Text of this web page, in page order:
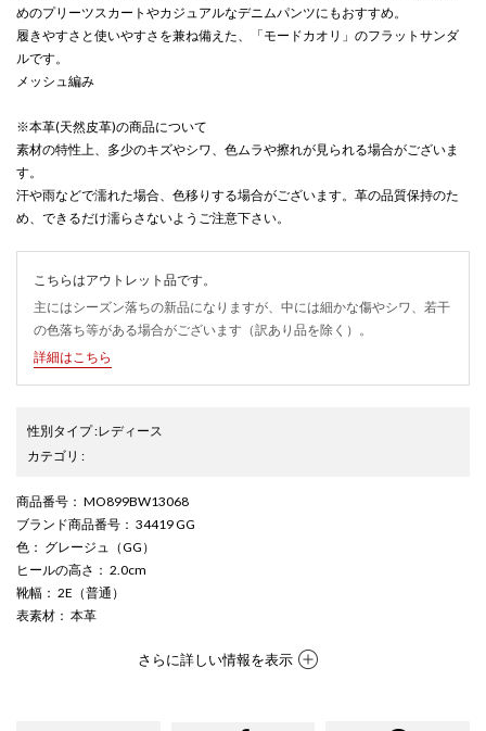
めのプリーツスカートやカジュアルなデニムパンツにもおすすめ。
履きやすさと使いやすさを兼ね備えた、「モードカオリ」のフラットサンダ
ルです。
メッシュ編み
※本革(天然皮革)の商品について
素材の特性上、多少のキズやシワ、色ムラや擦れが見られる場合がございま
す。
汗や雨などで濡れた場合、色移りする場合がございます。革の品質保持のた
め、できるだけ濡らさないようご注意下さい。
こちらはアウトレット品です。
主にはシーズン落ちの新品になりますが、中には細かな傷やシワ、若干
の色落ち等がある場合がございます（訳あり品を除く）。
詳細はこちら
性別タイプ:レディース
カテゴリ :
商品番号 ： MO899BW13068
ブランド商品番号 ： 34419 GG
色 ： グレージュ（GG）
ヒールの高さ ： 2.0cm
靴幅 ： 2E（普通）
表素材 ： 本革
さらに詳しい情報を表示